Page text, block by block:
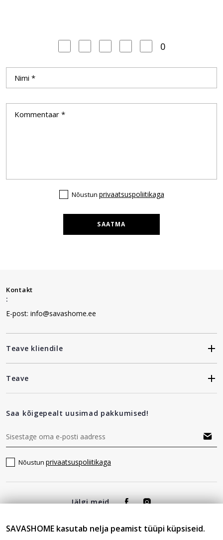
0
Nõustun privaatsuspoliitikaga
SAATMA
Kontakt
:
E-post: info@savashome.ee
Teave kliendile
Teave
Saa kõigepealt uusimad pakkumised!
Nõustun privaatsuspoliitikaga
Jälgi meid
SAVASHOME kasutab nelja peamist tüüpi küpsiseid.